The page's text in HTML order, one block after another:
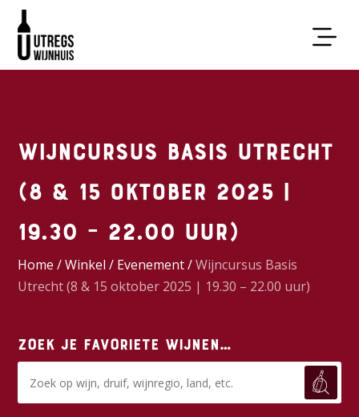
Wijncursus Basis Utrecht
(8 & 15 oktober 2025 |
19.30 – 22.00 uur)
Home /Winkel / Evenement/Wijncursus Basis
Utrecht (8 & 15 oktober 2025 | 19.30 – 22.00 uur)
Zoek je favoriete wijnen…